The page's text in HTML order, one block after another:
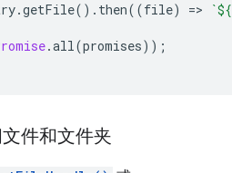
.getFile(). then((file) => `${
.all(promises));
件和文件夹